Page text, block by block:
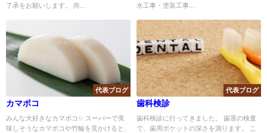
了承をお願いします。 尚...
水工事・塗装工事...
代表ブログ
カマボコ
みんな大好きなカマボコ✨ スーパーで美
味しそうなカマボコや竹輪を見かけると、
代表ブログ
歯科検診
歯科検診に行ってきました。 歯茎の検査
で、歯周ポケットの深さを測ります。 こ